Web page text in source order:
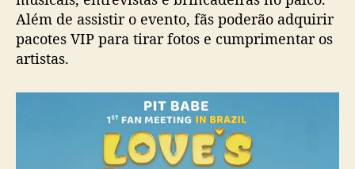
n
e
e
á
b
a
Além de assistir o evento, fãs poderão adquirir
pacotes VIP para tirar fotos e cumprimentar os
artistas.